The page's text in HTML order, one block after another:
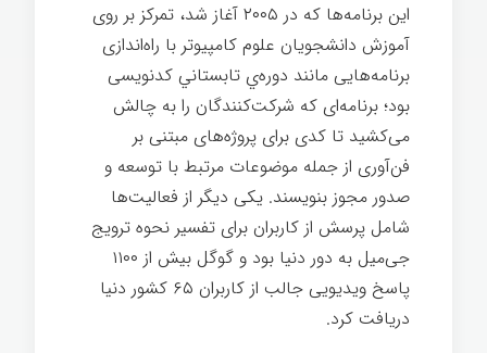
این برنامه‌ها كه در ۲۰۰۵ آغاز شد، تمرکز بر روی
آموزش دانشجويان علوم کامپیوتر با راه‌اندازی
برنامه‌هایی مانند دوره‌ي تابستاني کدنويسی
بود؛ برنامه‌ای که شرکت‌كنندگان را به چالش
می‌کشید تا کدی برای پروژه‌های مبتنی بر
فن‌آوری از جمله موضوعات مرتبط با توسعه و
صدور مجوز بنویسند. یکی دیگر از فعالیت‌ها
شامل پرسش از کاربران برای تفسیر نحوه ترويج
جی‌میل به دور دنیا بود و گوگل بیش از ۱۱۰۰
پاسخ ویدیویی جالب از کاربران ۶۵ کشور دنيا
دریافت کرد.